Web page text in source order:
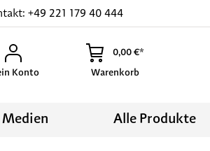
+49 221 179 40 444
Konto
0,00 €*
Warenkorb
Medien Alle Produkte